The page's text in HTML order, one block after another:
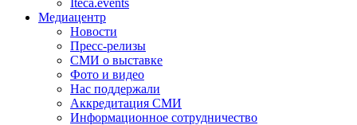
Iteca.events
Медиацентр
Новости
Пресс-релизы
СМИ о выставке
Фото и видео
Нас поддержали
Аккредитация СМИ
Информационное сотрудничество